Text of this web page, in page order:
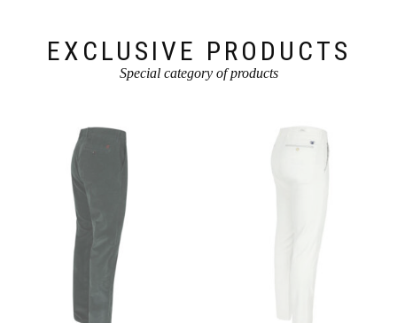
EXCLUSIVE PRODUCTS
Special category of products